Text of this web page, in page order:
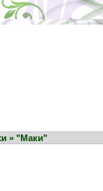
» "Маки"